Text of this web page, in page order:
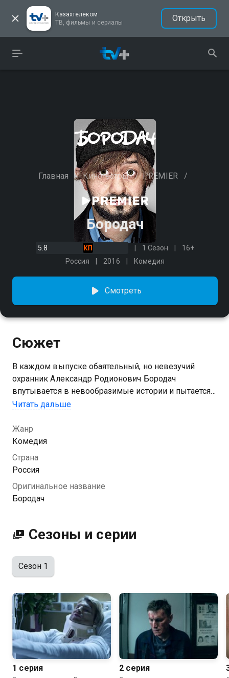
Казахтелеком
ТВ, фильмы и сериалы
Открыть
Главная / Кинотеатры / PREMIER /
Бородач
5.8 1 Сезон
16+
Россия
2016 Комедия
Смотреть
Сюжет
В каждом выпуске обаятельный, но невезучий
охранник Александр Родионович Бородач
впутывается в невообразимые истории и пытается
покорить сердце стриптизерши Ирины
отделении полиции. Остается только понять его и
простить.
Читать дальше
Жанр
Комедия
Страна
Россия
Оригинальное название
Бородач
Сезоны и серии
Сезон 1
1 серия 2 серия